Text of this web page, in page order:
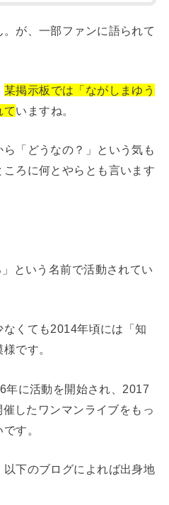
が、一部ファンに語られて
某掲示板では「ながしまゆう
ていますね。
「どうなの？」という気も
ろに何とやらとも言います
という名前で活動されてい
くても2014年頃には「知
です。
年に活動を開始され、2017
したワンマンライブをもっ
す。
下のブログによれば出身地